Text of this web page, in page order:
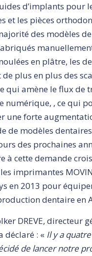
d’implants pour
et les pièces
des modèles
en plâtre, les
plus en plus des
qui amène le flux de
numérique, , ce qui
une forte
de modèles
des prochaines
à cette demande
imprimantes
en 2013 pour
dentaire en
DREVE, directeur
déclaré : « Il y a
de lancer notre